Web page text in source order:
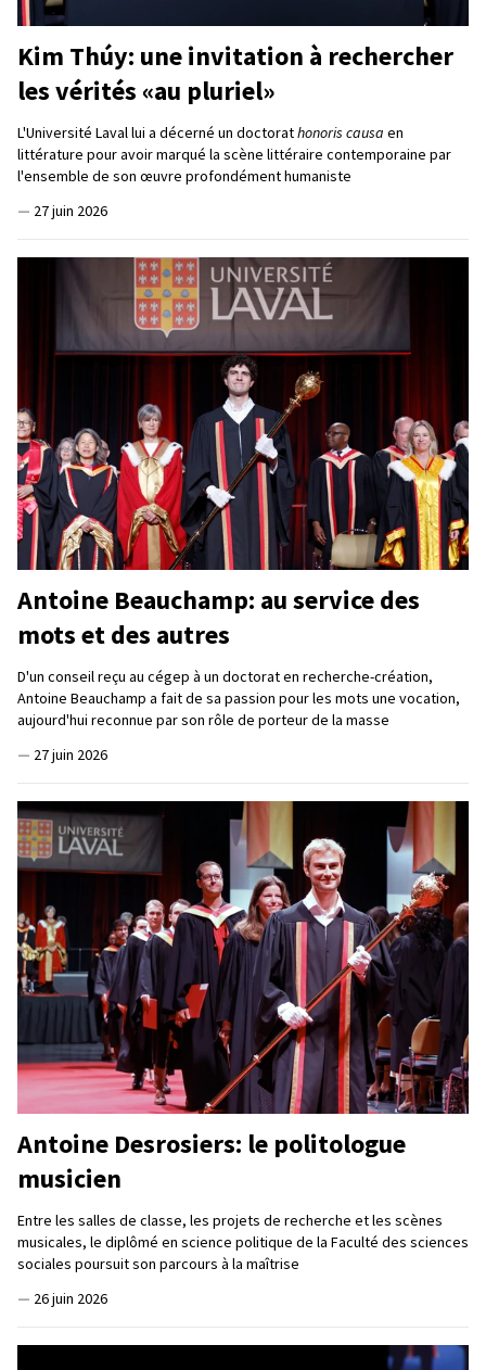
Kim Thúy: une invitation à rechercher
les vérités «au pluriel»
L'Université Laval lui a décerné un doctorathonoris causa en
littérature pour avoir marqué la scène littéraire contemporaine par
l'ensemble de son œuvre profondément humaniste
— 27 juin 2026
Antoine Beauchamp: au service des
mots et des autres
D'un conseil reçu au cégep à un doctorat en recherche-création,
Antoine Beauchamp a fait de sa passion pour les mots une vocation,
aujourd'hui reconnue par son rôle de porteur de la masse
— 27 juin 2026
Antoine Desrosiers: le politologue
musicien
Entre les salles de classe, les projets de recherche et les scènes
musicales, le diplômé en science politique de la Faculté des sciences
sociales poursuit son parcours à la maîtrise
— 26 juin 2026